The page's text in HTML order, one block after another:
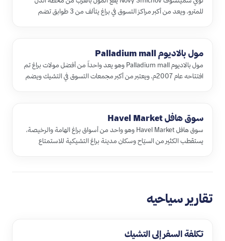
للمترو، ويعد من أكبر مراكز التسوق في براغ يتألف من 3 طوابق تضم
مول بالاديوم Palladium mall
مول بالاديوم Palladium mall وهو يعد واحداً من أفضل مولات براغ تم
افتتاحه عام 2007م، ويعتبر من أكبر مجمعات التسوق في التشيك ويضم
سوق هافل Havel Market
سوق هافل Havel Market وهو واحد من أسواق براغ الهامة والرخيصة،
يستقطب الكثير من السيّاح وسكان مدينة براغ التشيكية للاستمتاع
تقارير سياحيه
تكلفة السفر إلى التشيك